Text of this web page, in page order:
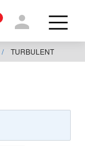
/ TURBULENT